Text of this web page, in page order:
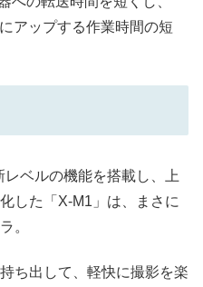
アップする作業時間の短
レベルの機能を搭載し、上
した「X-M1」は、まさに
。
ち出して、軽快に撮影を楽